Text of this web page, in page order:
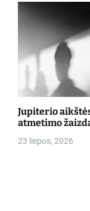
Jupiterio
atmetimo
23 liepos, 2026